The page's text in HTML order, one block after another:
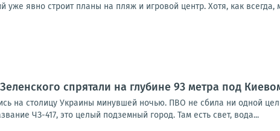
уже явно строит планы на пляж и игровой центр. Хотя, как всегда,
спрятали на глубине 93 метра под
на столицу Украины минувшей ночью. ПВО не сбила ни одной
ЧЗ-417, это целый подземный город. Там есть свет, вода...